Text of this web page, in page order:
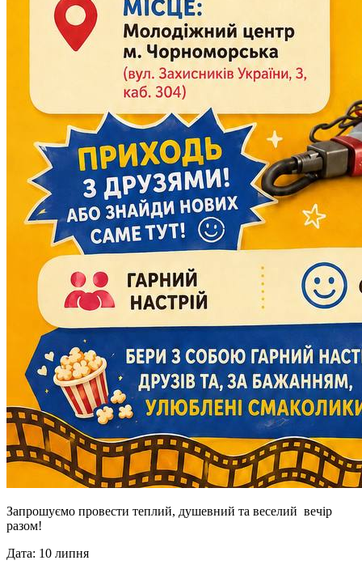
Запрошуємо провести теплий, душевний та веселий вечір
разом!
Дата: 10 липня